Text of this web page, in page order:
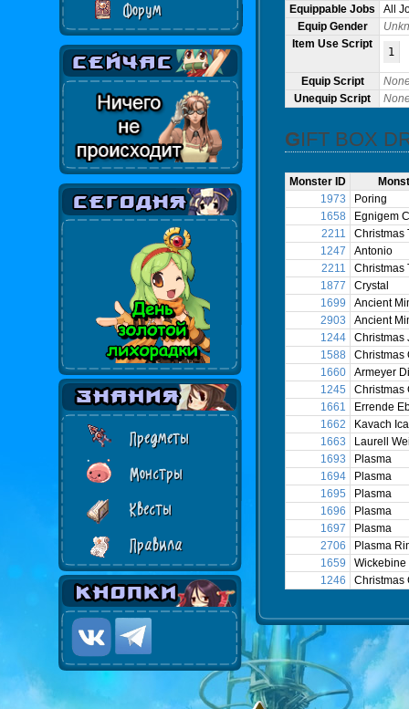
Форум
Предметы
Монстры
Квесты
Правила
Equippable Jobs
All
Equip Gender
Item Use Script
1
Equip Script
Unequip Script
GIFT BOX
Monster ID
1973
Poring
1658
Egnigem
2211
Christmas
1247
Antonio
2211
Christmas
1877
Crystal
1699
Ancient
2903
Ancient
1244
Christmas
1588
Christmas
1660
Armeyer
1245
Christmas
1661
Errende
1662
Kavach
1663
Laurell
1693
Plasma
1694
Plasma
1695
Plasma
1696
Plasma
1697
Plasma
2706
Plasma
1659
Wickebine
1246
Christmas